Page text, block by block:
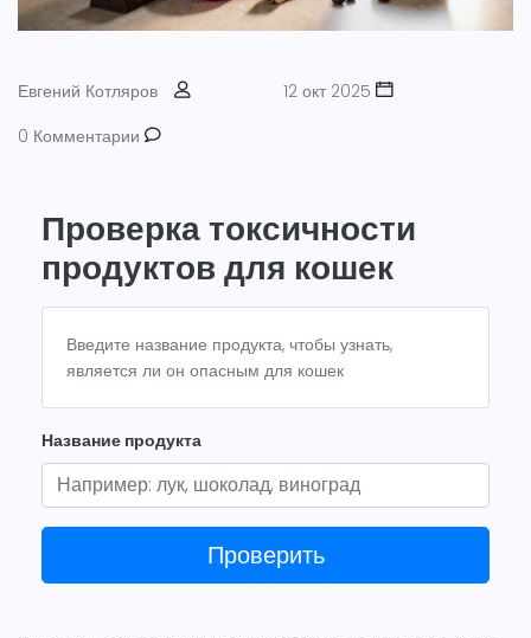
Евгений Котляров
12 окт 2025
0 Комментарии
Проверка токсичности
продуктов для кошек
Введите название продукта, чтобы узнать,
является ли он опасным для кошек
Название продукта
Проверить